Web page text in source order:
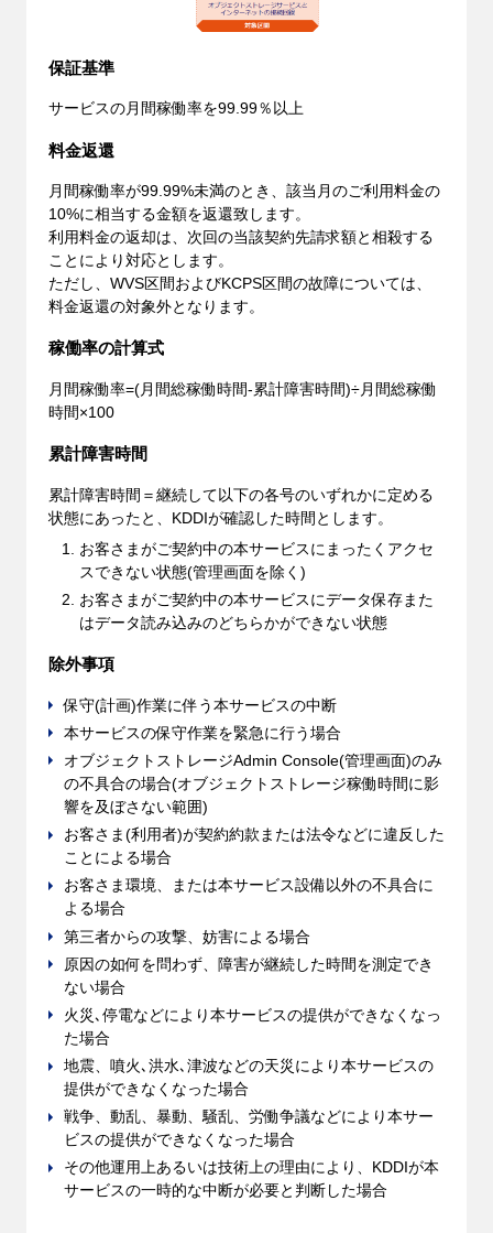
保証基準
サービスの月間稼働率を99.99％以上
料金返還
月間稼働率が99.99%未満のとき、該当月のご利用料金の
10%に相当する金額を返還致します。
利用料金の返却は、次回の当該契約先請求額と相殺する
ことにより対応とします。
ただし、WVS区間およびKCPS区間の故障については、
料金返還の対象外となります。
稼働率の計算式
月間稼働率=(月間総稼働時間-累計障害時間)÷月間総稼働
時間×100
累計障害時間
累計障害時間＝継続して以下の各号のいずれかに定める
状態にあったと、KDDIが確認した時間とします。
お客さまがご契約中の本サービスにまったくアクセ
スできない状態(管理画面を除く)
お客さまがご契約中の本サービスにデータ保存また
はデータ読み込みのどちらかができない状態
除外事項
保守(計画)作業に伴う本サービスの中断
本サービスの保守作業を緊急に行う場合
オブジェクトストレージAdmin Console(管理画面)のみ
の不具合の場合(オブジェクトストレージ稼働時間に影
響を及ぼさない範囲)
お客さま(利用者)が契約約款または法令などに違反した
ことによる場合
お客さま環境、または本サービス設備以外の不具合に
よる場合
第三者からの攻撃、妨害による場合
原因の如何を問わず、障害が継続した時間を測定でき
ない場合
火災､停電などにより本サービスの提供ができなくなっ
た場合
地震、噴火､洪水､津波などの天災により本サービスの
提供ができなくなった場合
戦争、動乱、暴動、騒乱、労働争議などにより本サー
ビスの提供ができなくなった場合
その他運用上あるいは技術上の理由により、KDDIが本
サービスの一時的な中断が必要と判断した場合